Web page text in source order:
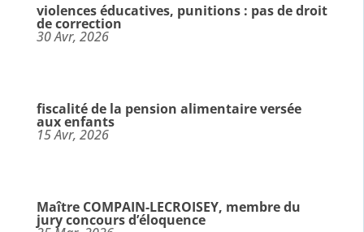
violences éducatives, punitions : pas de droit
de correction
30 Avr, 2026
fiscalité de la pension alimentaire versée
aux enfants
15 Avr, 2026
Maître COMPAIN-LECROISEY, membre du
jury concours d’éloquence